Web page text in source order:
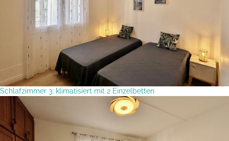
Schlafzimmer 3: klimatisiert mit 2 Einzelbetten